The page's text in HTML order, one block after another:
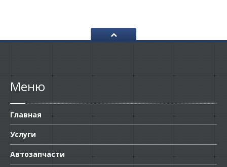
Меню
Главная
Услуги
Автозапчасти